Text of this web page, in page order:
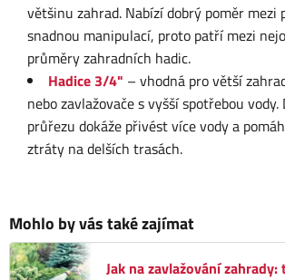
většinu zahrad. Nabízí dobrý poměr mezi
snadnou manipulací, proto patří mezi
průměry zahradních hadic.
Hadice 3/4" – vhodná pro větší
nebo zavlažovače s vyšší spotřebou
průřezu dokáže přivést více vody a
ztráty na delších trasách.
Mohlo by vás také zajímat
Jak na zavlažování